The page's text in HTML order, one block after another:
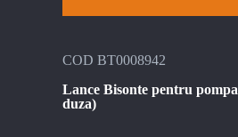
COD BT0008942
Lance Bisonte pentru
duza)